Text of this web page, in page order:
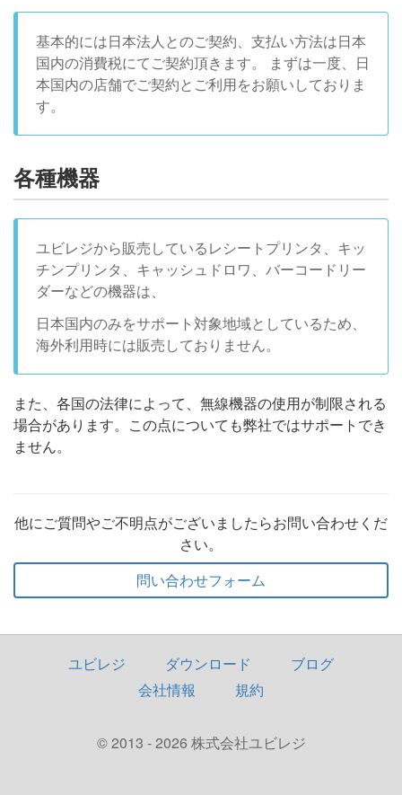
基本的には日本法人とのご契約、支払い方法は日本
国内の消費税にてご契約頂きます。 まずは一度、日
本国内の店舗でご契約とご利用をお願いしておりま
す。
各種機器
ユビレジから販売しているレシートプリンタ、キッ
チンプリンタ、キャッシュドロワ、バーコードリー
ダーなどの機器は、
日本国内のみをサポート対象地域としているため、
海外利用時には販売しておりません。
また、各国の法律によって、無線機器の使用が制限される
場合があります。この点についても弊社ではサポートでき
ません。
他にご質問やご不明点がございましたらお問い合わせくだ
さい。
問い合わせフォーム
ユビレジ ダウンロード
ブログ
会社情報
規約
© 2013 - 2026 株式会社ユビレジ